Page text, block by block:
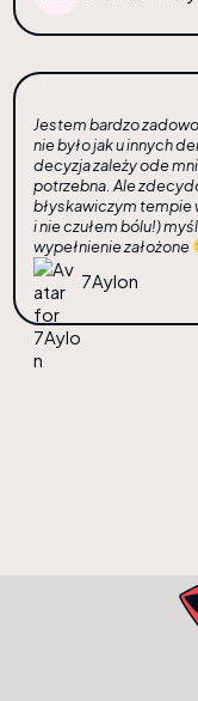
Jestem bardzo
nie było jak u innych
decyzja zależy ode
potrzebna. Ale
błyskawiczym tempie
i nie czułem bólu!)
wypełnienie założone
7Aylon